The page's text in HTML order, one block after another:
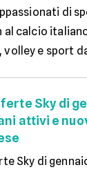
di
al calcio
e sport
Sky di
attivi e
Sky di